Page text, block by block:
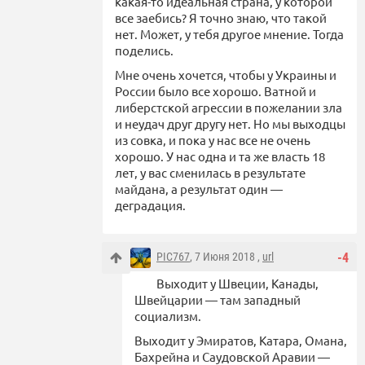
все заебись? Я точно знаю, что такой
нет. Может, у тебя другое мнение. Тогда
поделись.
Мне очень хочется, чтобы у Украины и
России было все хорошо. Ватной и
либерстской агрессии в пожелании зла
и неудач друг другу нет. Но мы выходцы
из совка, и пока у нас все не очень
хорошо. У нас одна и та же власть 18
лет, у вас сменилась в результате
майдана, а результат один —
деградация.
-4
PIC767, 7 Июня 2018 , url
Выходит у Швеции, Канады,
Швейцарии — там западный
социализм.
Выходит у Эмиратов, Катара, Омана,
Бахрейна и Саудовской Аравии —